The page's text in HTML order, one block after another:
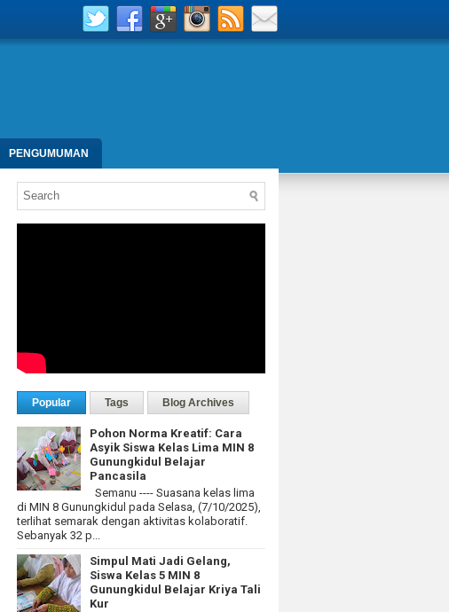
PENGUMUMAN
Popular Tags Blog Archives
Pohon Norma Kreatif: Cara
Asyik Siswa Kelas Lima MIN 8
Gunungkidul Belajar
Pancasila
Semanu ---- Suasana kelas lima
di MIN 8 Gunungkidul pada Selasa, (7/10/2025),
terlihat semarak dengan aktivitas kolaboratif.
Sebanyak 32 p...
Simpul Mati Jadi Gelang,
Siswa Kelas 5 MIN 8
Gunungkidul Belajar Kriya Tali
Kur